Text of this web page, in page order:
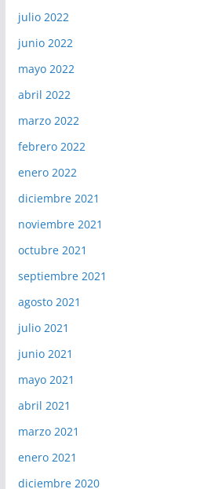
julio 2022
junio 2022
mayo 2022
abril 2022
marzo 2022
febrero 2022
enero 2022
diciembre 2021
noviembre 2021
octubre 2021
septiembre 2021
agosto 2021
julio 2021
junio 2021
mayo 2021
abril 2021
marzo 2021
enero 2021
diciembre 2020